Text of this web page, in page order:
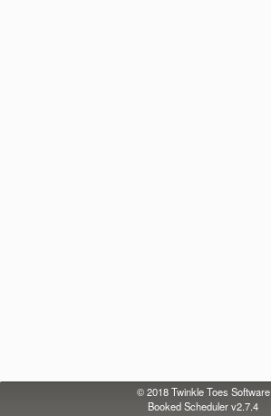
© 2018Twinkle Toes Software
Booked Scheduler v2.7.4